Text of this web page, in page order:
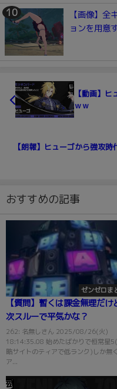
【画像】
ョンを用意
【動画】
ｗｗ
【朗報】ヒューゴから強攻
おすすめの記事
ゼンゼロま
【質問】暫くは課金無理だけ
次スルーで平気かな？
262: 名無しさん 2025/08/26(火)
18:14:35.08 始めたばかりで恒常星
略サイトのティアで低ランク)しか無く
ア...